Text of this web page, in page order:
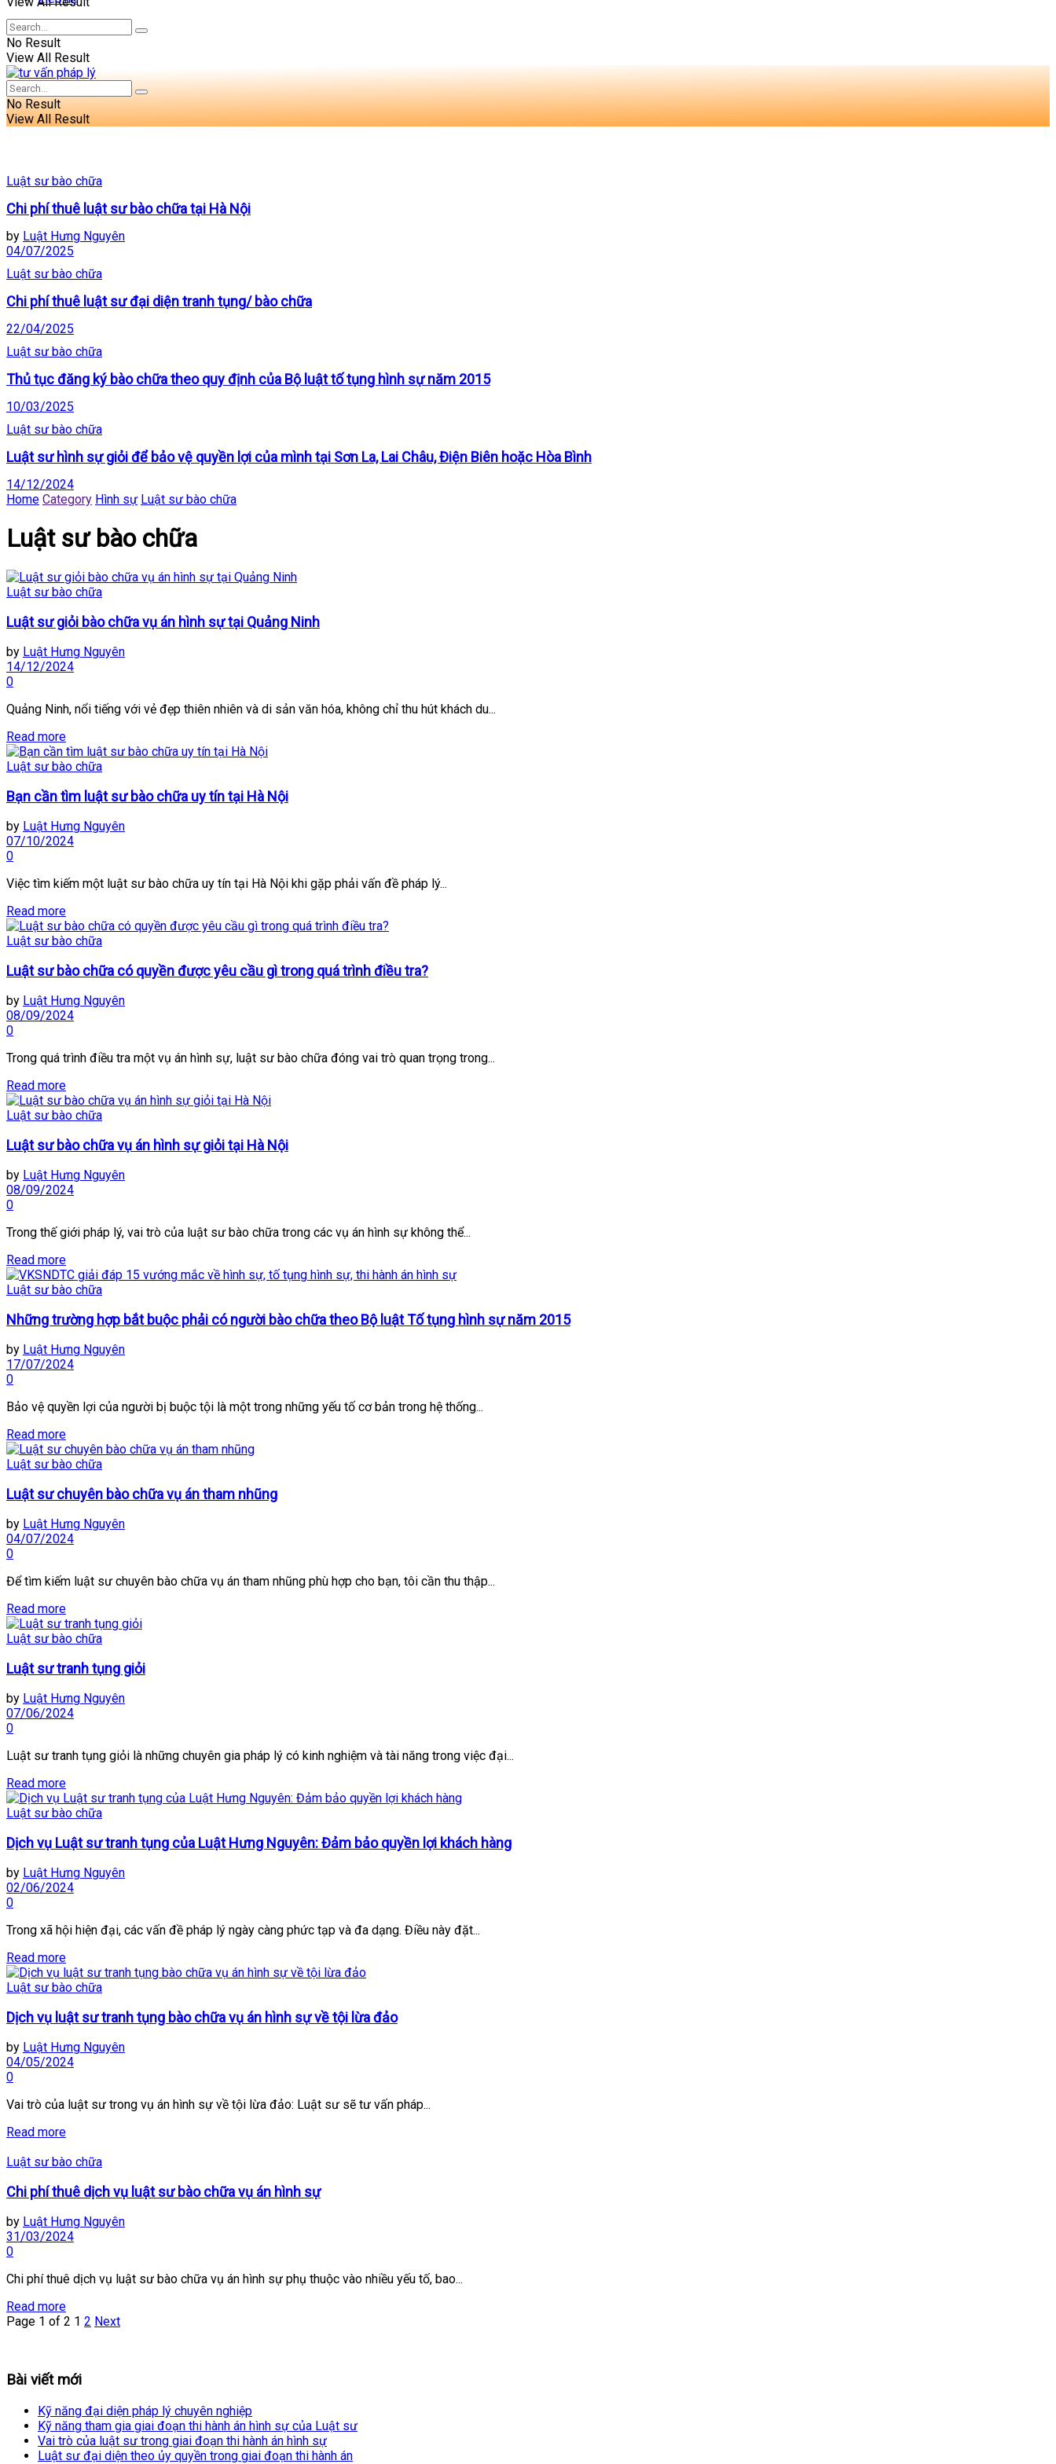
No Result
View All Result
No Result
View All Result
Luật sư bào chữa
Chi phí thuê luật sư bào chữa tại Hà Nội
by Luật Hưng Nguyên
04/07/2025
Luật sư bào chữa
Chi phí thuê luật sư đại diện tranh tụng/ bào chữa
22/04/2025
Luật sư bào chữa
Thủ tục đăng ký bào chữa theo quy định của Bộ luật tố tụng hình sự năm 2015
10/03/2025
Luật sư bào chữa
Luật sư hình sự giỏi để bảo vệ quyền lợi của mình tại Sơn La, Lai Châu, Điện Biên hoặc Hòa Bình
14/12/2024
Home Category Hình sự Luật sư bào chữa
Luật sư bào chữa
Luật sư bào chữa
Luật sư giỏi bào chữa vụ án hình sự tại Quảng Ninh
by Luật Hưng Nguyên
14/12/2024
0
Quảng Ninh, nổi tiếng với vẻ đẹp thiên nhiên và di sản văn hóa, không chỉ thu hút khách du...
Read more
Luật sư bào chữa
Bạn cần tìm luật sư bào chữa uy tín tại Hà Nội
by Luật Hưng Nguyên
07/10/2024
0
Việc tìm kiếm một luật sư bào chữa uy tín tại Hà Nội khi gặp phải vấn đề pháp lý...
Read more
Luật sư bào chữa
Luật sư bào chữa có quyền được yêu cầu gì trong quá trình điều tra?
by Luật Hưng Nguyên
08/09/2024
0
Trong quá trình điều tra một vụ án hình sự, luật sư bào chữa đóng vai trò quan trọng trong...
Read more
Luật sư bào chữa
Luật sư bào chữa vụ án hình sự giỏi tại Hà Nội
by Luật Hưng Nguyên
08/09/2024
0
Trong thế giới pháp lý, vai trò của luật sư bào chữa trong các vụ án hình sự không thể...
Read more
Luật sư bào chữa
Những trường hợp bắt buộc phải có người bào chữa theo Bộ luật Tố tụng hình sự năm 2015
by Luật Hưng Nguyên
17/07/2024
0
Bảo vệ quyền lợi của người bị buộc tội là một trong những yếu tố cơ bản trong hệ thống...
Read more
Luật sư bào chữa
Luật sư chuyên bào chữa vụ án tham nhũng
by Luật Hưng Nguyên
04/07/2024
0
Để tìm kiếm luật sư chuyên bào chữa vụ án tham nhũng phù hợp cho bạn, tôi cần thu thập...
Read more
Luật sư bào chữa
Luật sư tranh tụng giỏi
by Luật Hưng Nguyên
07/06/2024
0
Luật sư tranh tụng giỏi là những chuyên gia pháp lý có kinh nghiệm và tài năng trong việc đại...
Read more
Luật sư bào chữa
Dịch vụ Luật sư tranh tụng của Luật Hưng Nguyên: Đảm bảo quyền lợi khách hàng
by Luật Hưng Nguyên
02/06/2024
0
Trong xã hội hiện đại, các vấn đề pháp lý ngày càng phức tạp và đa dạng. Điều này đặt...
Read more
Luật sư bào chữa
Dịch vụ luật sư tranh tụng bào chữa vụ án hình sự về tội lừa đảo
by Luật Hưng Nguyên
04/05/2024
0
Vai trò của luật sư trong vụ án hình sự về tội lừa đảo: Luật sư sẽ tư vấn pháp...
Read more
Luật sư bào chữa
Chi phí thuê dịch vụ luật sư bào chữa vụ án hình sự
by Luật Hưng Nguyên
31/03/2024
0
Chi phí thuê dịch vụ luật sư bào chữa vụ án hình sự phụ thuộc vào nhiều yếu tố, bao...
Read more
Page 1 of 2 1 2 Next
Bài viết mới
Kỹ năng đại diện pháp lý chuyên nghiệp
Kỹ năng tham gia giai đoạn thi hành án hình sự của Luật sư
Vai trò của luật sư trong giai đoạn thi hành án hình sự
Luật sư đại diện theo ủy quyền trong giai đoạn thi hành án